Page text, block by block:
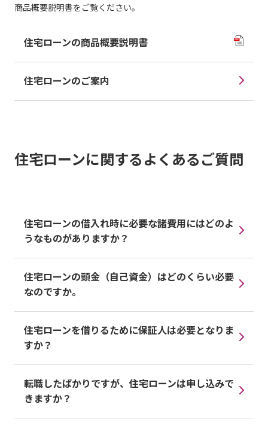
商品概要説明書をご覧ください。
住宅ローンの商品概要説明書
住宅ローンのご案内
住宅ローンに関するよくあるご質問
住宅ローンの借入れ時に必要な諸費用にはどのよ
うなものがありますか？
住宅ローンの頭金（自己資金）はどのくらい必要
なのですか。
住宅ローンを借りるために保証人は必要となりま
すか？
転職したばかりですが、住宅ローンは申し込みで
きますか？